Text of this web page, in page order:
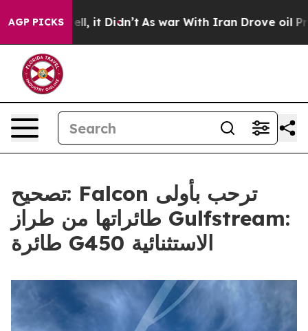
AGP PICKS
Well, it Didn’t As war With Iran Drove oil
تصحيح: Falcon ترحب بأولى
طائراتها من طراز Gulfstream:
طائرة G450 الاستثنائية